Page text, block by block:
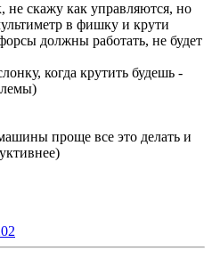
скажу как управляются, но
в фишку и крути
должны работать, не будет
когда крутить будешь -
проще все это делать и